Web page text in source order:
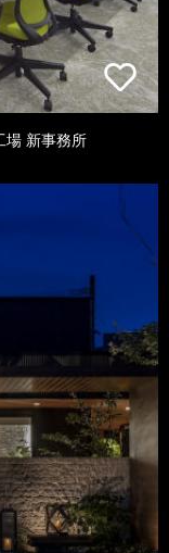
場 新事務所